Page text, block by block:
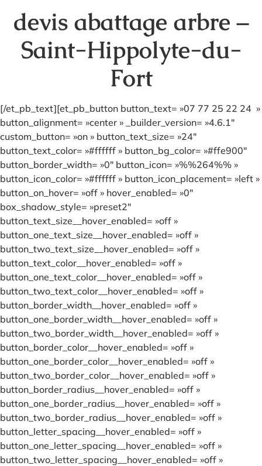
devis abattage arbre –
Saint-Hippolyte-du-
Fort
[/et_pb_text][et_pb_button button_text= »07 77 25 22 24 »
button_alignment= »center » _builder_version= »4.6.1″
custom_button= »on » button_text_size= »24″
button_text_color= »#ffffff » button_bg_color= »#ffe900″
button_border_width= »0″ button_icon= »%%264%% »
button_icon_color= »#ffffff » button_icon_placement= »left »
button_on_hover= »off » hover_enabled= »0″
box_shadow_style= »preset2″
button_text_size__hover_enabled= »off »
button_one_text_size__hover_enabled= »off »
button_two_text_size__hover_enabled= »off »
button_text_color__hover_enabled= »off »
button_one_text_color__hover_enabled= »off »
button_two_text_color__hover_enabled= »off »
button_border_width__hover_enabled= »off »
button_one_border_width__hover_enabled= »off »
button_two_border_width__hover_enabled= »off »
button_border_color__hover_enabled= »off »
button_one_border_color__hover_enabled= »off »
button_two_border_color__hover_enabled= »off »
button_border_radius__hover_enabled= »off »
button_one_border_radius__hover_enabled= »off »
button_two_border_radius__hover_enabled= »off »
button_letter_spacing__hover_enabled= »off »
button_one_letter_spacing__hover_enabled= »off »
button_two_letter_spacing__hover_enabled= »off »